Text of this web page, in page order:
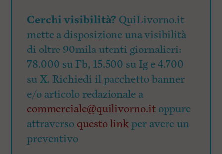
Cerchi visibilità? QuiLivorno.it
mette a disposizione una visibilità
di oltre 90mila utenti giornalieri:
78.000 su Fb, 15.500 su Ig e 4.700
su X. Richiedi il pacchetto banner
e/o articolo redazionale a
commerciale@quilivorno.it oppure
attraverso questo linkper avere un
preventivo